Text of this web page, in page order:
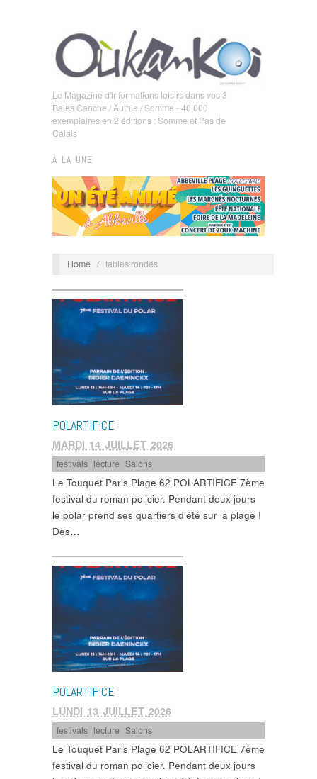
Le Magazine d'informations loisirs dans vos 3
Baies Canche / Authie / Somme - 40 000
exemplaires en 2 éditions : Somme et Pas de
Calais
À LA UNE
Home / tables rondes
POLARTIFICE
MARDI 14 JUILLET 2026
festivals lecture ,Salons
Le Touquet Paris Plage 62 POLARTIFICE 7ème
festival du roman policier. Pendant deux jours
le polar prend ses quartiers d’été sur la plage !
Des…
POLARTIFICE
LUNDI 13 JUILLET 2026
festivals lecture ,Salons
Le Touquet Paris Plage 62 POLARTIFICE 7ème
festival du roman policier. Pendant deux jours